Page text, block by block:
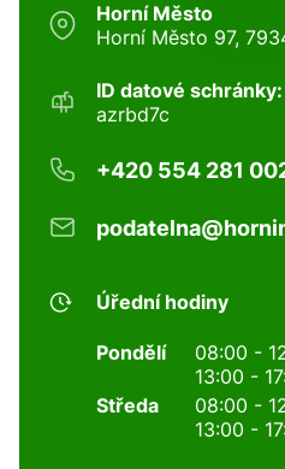
Horní Město
Horní Město 97,
ID datové schránky:
azrbd7c
+420 554 281
Úřední hodiny
Pondělí
08:00 -
13:00 -
Středa
08:00 -
13:00 -